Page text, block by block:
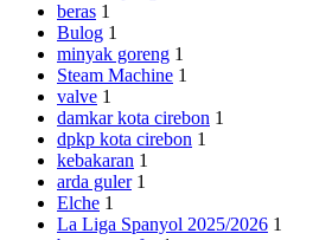
beras 1
Bulog 1
minyak goreng 1
Steam Machine 1
valve 1
damkar kota cirebon 1
dpkp kota cirebon 1
kebakaran 1
arda guler 1
Elche 1
La Liga Spanyol 2025/2026 1